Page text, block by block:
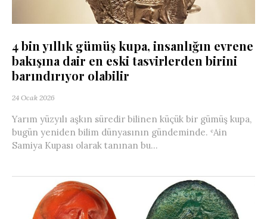
4 bin yıllık gümüş kupa, insanlığın evrene
bakışına dair en eski tasvirlerden birini
barındırıyor olabilir
24 Ocak 2026
Yarım yüzyılı aşkın süredir bilinen küçük bir gümüş kupa,
bugün yeniden bilim dünyasının gündeminde. ʿAin
Samiya Kupası olarak tanınan bu...